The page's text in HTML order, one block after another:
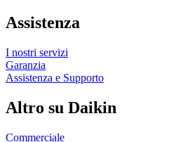
Assistenza
I nostri servizi
Garanzia
Assistenza e Supporto
Altro su Daikin
Commerciale